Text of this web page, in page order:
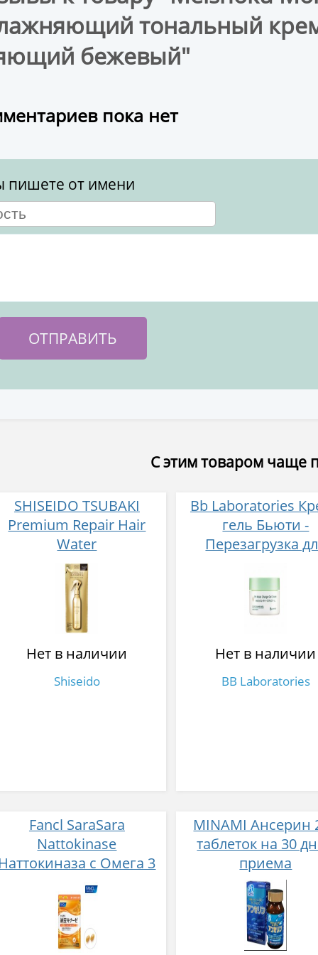
тональный
бежевый"
пока нет
пишете от имени
С этим товаром чаще
SHISEIDO TSUBAKI
Premium Repair Hair
Water
Восстанавливающий
спрей для волос с
маслом камелии
сменный блок 220 мл
Нет в наличии
Shiseido
Bb Laboratories
гель Бьюти -
Перезагрузка
от агрессивной
50 мл
Нет в наличии
BB Laboratories
Fancl SaraSara
Nattokinase
с Омега 3
для профилактики
тромбозов №60
MINAMI Ансерин
таблеток на 30
приема